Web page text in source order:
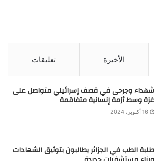
الأخيرة تعليقات
شهداء وجرحى في قصف إسرائيلي متواصل على
غزة وسط أزمة إنسانية متفاقمة
16 أكتوبر، 2024
طلبة الطب في الجزائر يطالبون بتوثيق الشهادات